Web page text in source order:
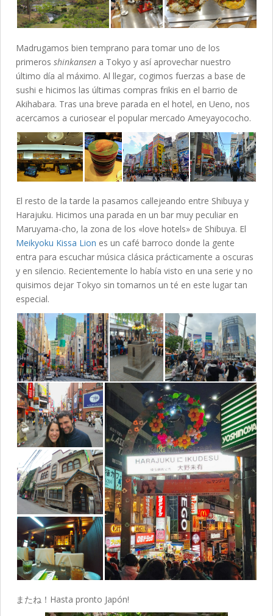
Madrugamos bien temprano para tomar uno de los
primeros shinkansen a Tokyo y así aprovechar nuestro
último día al máximo. Al llegar, cogimos fuerzas a base de
sushi e hicimos las últimas compras frikis en el barrio de
Akihabara. Tras una breve parada en el hotel, en Ueno, nos
acercamos a curiosear el popular mercado Ameyayococho.
El resto de la tarde la pasamos callejeando entre Shibuya y
Harajuku. Hicimos una parada en un bar muy peculiar en
Maruyama-cho, la zona de los «love hotels» de Shibuya. El
Meikyoku Kissa Lion es un café barroco donde la gente
entra para escuchar música clásica prácticamente a oscuras
y en silencio. Recientemente lo había visto en una serie y no
quisimos dejar Tokyo sin tomarnos un té en este lugar tan
especial.
またね！Hasta pronto Japón!